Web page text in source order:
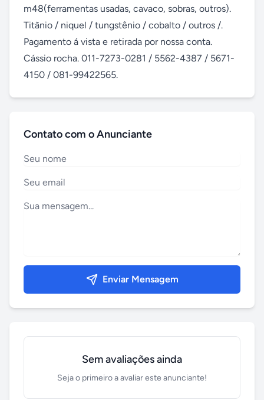
m48(ferramentas usadas, cavaco, sobras, outros).
Titãnio / niquel / tungstênio / cobalto / outros /.
Pagamento á vista e retirada por nossa conta.
Cássio rocha. 011-7273-0281 / 5562-4387 / 5671-
4150 / 081-99422565.
Contato com o Anunciante
Enviar Mensagem
Sem avaliações ainda
Seja o primeiro a avaliar este anunciante!